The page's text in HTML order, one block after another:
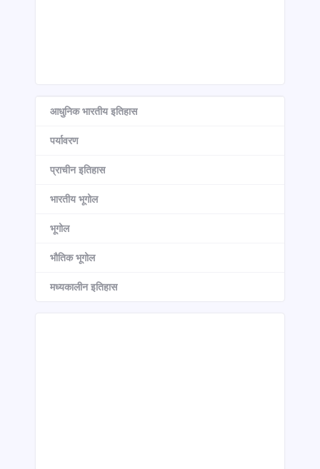
आधुनिक भारतीय इतिहास
पर्यावरण
प्राचीन इतिहास
भारतीय भूगोल
भूगोल
भौतिक भूगोल
मध्यकालीन इतिहास